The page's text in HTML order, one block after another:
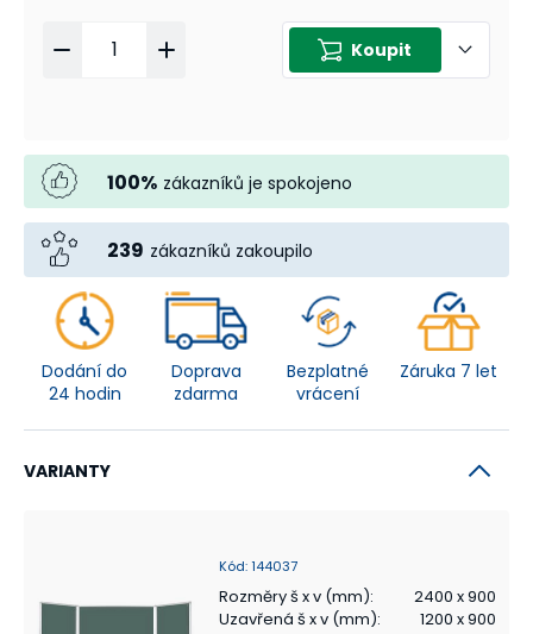
Koupit
100% zákazníků je spokojeno
239 zákazníků zakoupilo
Dodání do
24 hodin
Doprava
zdarma
Bezplatné
vrácení
Záruka 7 let
VARIANTY
Kód:144037
Rozměry š x v (mm):
2400 x 900
Uzavřená š x v (mm): 1200 x 900